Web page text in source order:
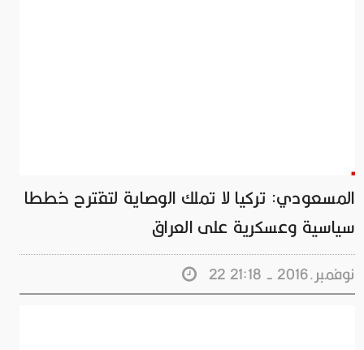
المسعودي: تركيا لا تملك الوصاية لتقترح خططا
سياسية وعسكرية على العراق
22 نوفمبر.2016 - 21:18